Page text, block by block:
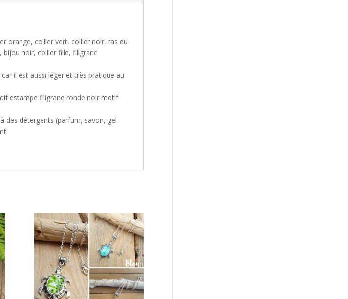
orange, collier vert, collier noir, ras du
noir, collier fille, filigrane
il est aussi léger et très pratique au
estampe filigrane ronde noir motif
des détergents (parfum, savon, gel